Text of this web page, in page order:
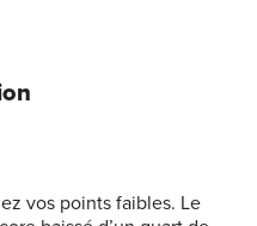
vos points faibles. Le